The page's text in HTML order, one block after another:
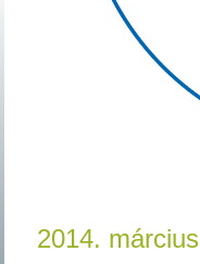
2014. március